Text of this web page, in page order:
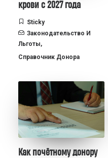
крови с 2027 года
Sticky
Законодательство И
Льготы,
Справочник Донора
Как почётному донору